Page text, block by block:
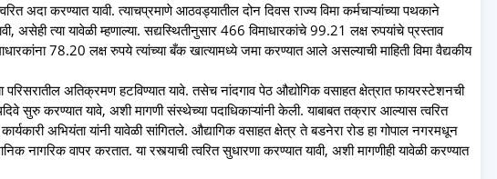
अदा करण्यात यावी. त्याचप्रमाणे आठवड्यातील दोन दिवस राज्य विमा कर्मचाऱ्यांच्या पथकाने
असेही त्या यावेळी म्हणाल्या. सद्यस्थितीनुसार 466 विमाधारकांचे 99.21 लक्ष रुपयांचे प्रस्ताव
78.20 लक्ष रुपये त्यांच्या बँक खात्यामध्ये जमा करण्यात आले असल्याची माहिती विमा वैद्यकीय
परिसरातील अतिक्रमण हटविण्यात यावे. तसेच नांदगाव पेठ औद्योगिक वसाहत क्षेत्रात फायरस्टेशनची
सुरु करण्यात यावे, अशी मागणी संस्थेच्या पदाधिकाऱ्यांनी केली. याबाबत तक्रार आल्यास त्वरित
अभियंता यांनी यावेळी सांगितले. औद्यागिक वसाहत क्षेत्र ते बडनेरा रोड हा गोपाल नगरमधून
नागरिक वापर करतात. या रस्त्याची त्वरित सुधारणा करण्यात यावी, अशी मागणीही यावेळी करण्यात